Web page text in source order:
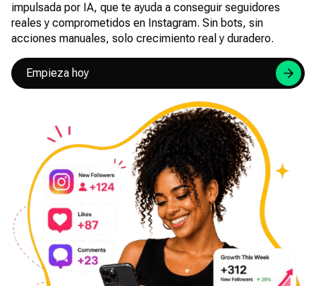
impulsada por IA, que te ayuda a conseguir seguidores
reales y comprometidos en Instagram. Sin bots, sin
acciones manuales, solo crecimiento real y duradero.
Empieza hoy